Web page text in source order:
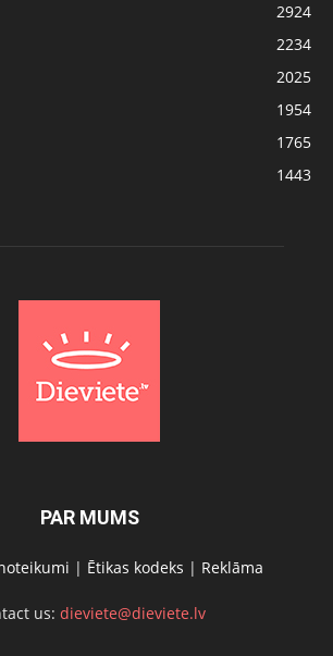
2924
2234
2025
1954
1765
1443
PAR MUMS
| Ētikas kodeks | Reklāma
us: dieviete@dieviete.lv